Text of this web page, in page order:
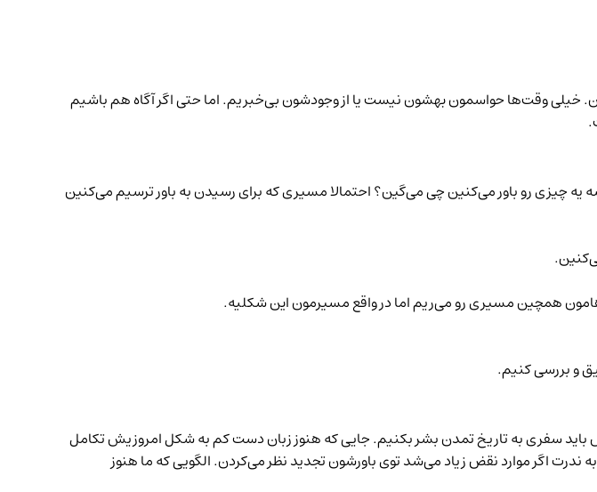
وقت‌ها حواسمون بهشون نیست یا از وجودشون بی‌خبریم. اما حتی اگر آگاه هم باشیم
یه چیزی رو باور می‌کنین چی می‌گین؟ احتمالا مسیری که برای رسیدن به باور ترسیم می‌کنین
همچین مسیری رو می‌ریم اما در واقع مسیرمون این شکلیه.
و بررسی کنیم.
باید سفری به تاریخ تمدن بشر بکنیم. جایی که هنوز زبان دست کم به شکل امروزیش تکامل
ندرت اگر موارد نقض زیاد می‌شد توی باورشون تجدید نظر می‌کردن. الگویی که ما هنوز